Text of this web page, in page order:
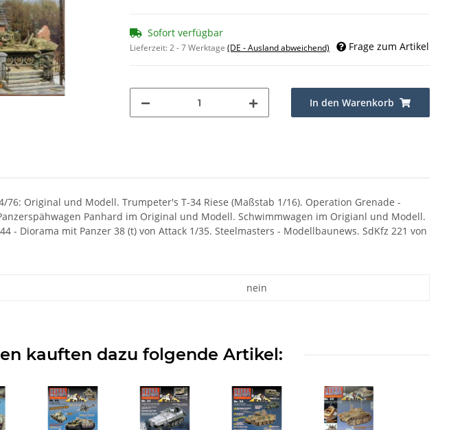
Sofort verfügbar
Lieferzeit:2 - 7 Werktage(DE - Ausland abweichend) Frage zum Artikel
In den Warenkorb
76: Original und Modell. Trumpeter's T-34 Riese (Maßstab 1/16). Operation Grenade -
Panhard im Original und Modell. Schwimmwagen im Origianl und Modell.
- Diorama mit Panzer 38 (t) von Attack 1/35. Steelmasters - Modellbaunews. SdKfz 221 von
nein
kauften dazu folgende Artikel: